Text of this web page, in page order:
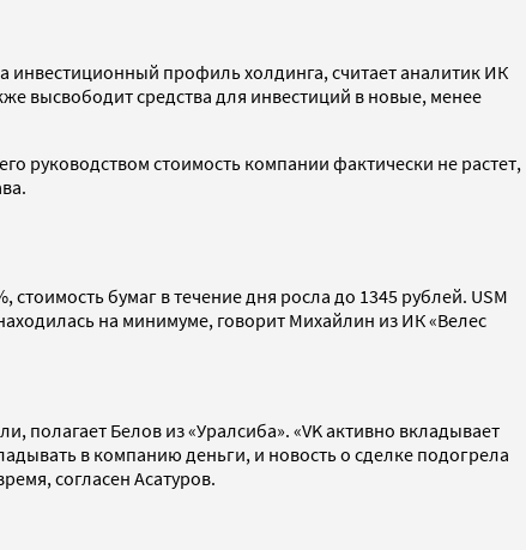
инвестиционный профиль холдинга, считает аналитик ИК
высвободит средства для инвестиций в новые, менее
руководством стоимость компании фактически не растет,
бумаг в течение дня росла до 1345 рублей. USM
на минимуме, говорит Михайлин из ИК «Велес
полагает Белов из «Уралсиба». «VK активно вкладывает
в компанию деньги, и новость о сделке подогрела
согласен Асатуров.